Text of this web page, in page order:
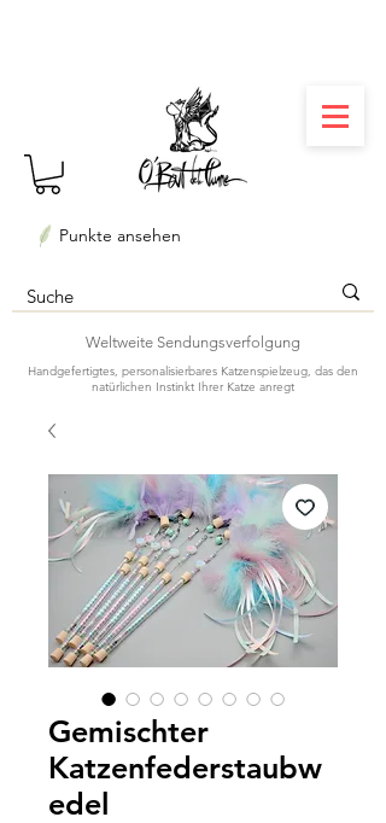
Weltweite Sendungsverfolgung
Punkte ansehen
Handgefertigtes, personalisierbares Katzenspielzeug, das den
natürlichen Instinkt Ihrer Katze anregt
Gemischter
Katzenfederstaubw
edel